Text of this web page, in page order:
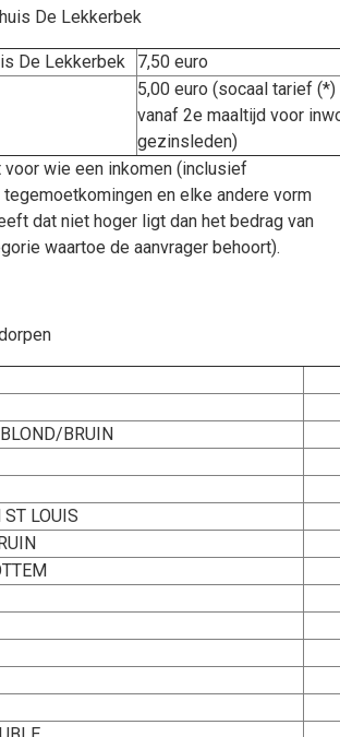
De Lekkerbek
De Lekkerbek
7,50 euro
5,00 euro (socaal tarief (*)
vanaf 2e maaltijd voor
gezinsleden)
wie een inkomen (inclusief
tegemoetkomingen en elke andere vorm
dat niet hoger ligt dan het bedrag van
waartoe de aanvrager behoort).
BRUIN
LOUIS